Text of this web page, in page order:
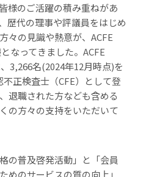
様のご活躍の積み重ねがあ
歴代の理事や評議員をはじめ
々の見識や熱意が、ACFE
なってきました。ACFE
3,266名(2024年12月時点)を
正検査士（CFE）として登
退職された方なども含める
の方々の支持をいただいて
の普及啓発活動」と「会員
めのサービスの質の向上」